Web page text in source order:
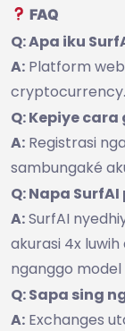
FAQ
Q: Apa iku
A: Platform
cryptocurrency.
Q: Kepiye
A: Registrasi
sambungaké
Q: Napa
A:SurfAI
akurasi 4x
nganggo
Q: Sapa sing
A: Exchanges